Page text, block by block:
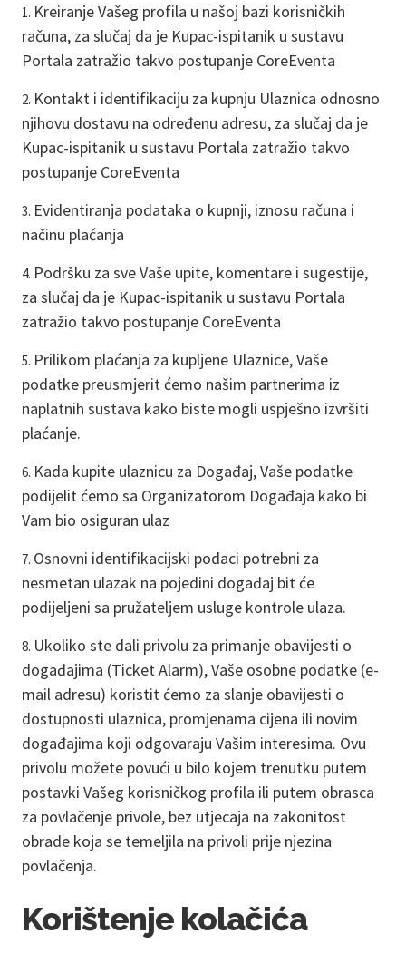
Kreiranje Vašeg profila u našoj bazi korisničkih
računa, za slučaj da je Kupac-ispitanik u sustavu
Portala zatražio takvo postupanje CoreEventa
Kontakt i identifikaciju za kupnju Ulaznica odnosno
njihovu dostavu na određenu adresu, za slučaj da je
Kupac-ispitanik u sustavu Portala zatražio takvo
postupanje CoreEventa
Evidentiranja podataka o kupnji, iznosu računa i
načinu plaćanja
Podršku za sve Vaše upite, komentare i sugestije,
za slučaj da je Kupac-ispitanik u sustavu Portala
zatražio takvo postupanje CoreEventa
Prilikom plaćanja za kupljene Ulaznice, Vaše
podatke preusmjerit ćemo našim partnerima iz
naplatnih sustava kako biste mogli uspješno izvršiti
plaćanje.
Kada kupite ulaznicu za Događaj, Vaše podatke
podijelit ćemo sa Organizatorom Događaja kako bi
Vam bio osiguran ulaz
Osnovni identifikacijski podaci potrebni za
nesmetan ulazak na pojedini događaj bit će
podijeljeni sa pružateljem usluge kontrole ulaza.
Ukoliko ste dali privolu za primanje obavijesti o
događajima (Ticket Alarm), Vaše osobne podatke (e-
mail adresu) koristit ćemo za slanje obavijesti o
dostupnosti ulaznica, promjenama cijena ili novim
događajima koji odgovaraju Vašim interesima. Ovu
privolu možete povući u bilo kojem trenutku putem
postavki Vašeg korisničkog profila ili putem obrasca
za povlačenje privole, bez utjecaja na zakonitost
obrade koja se temeljila na privoli prije njezina
povlačenja.
Korištenje kolačića